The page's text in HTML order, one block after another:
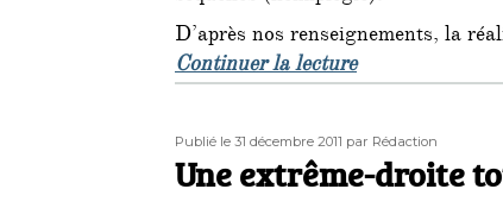
D’après nos renseignements, la
Continuer la lecturede « Rafle de
Publié
le
Publié le 31 décembre 2011 Auteur
par Rédaction
Une extrême-droite